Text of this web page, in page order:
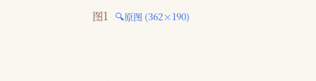
图1 🔍原图 (362×190)